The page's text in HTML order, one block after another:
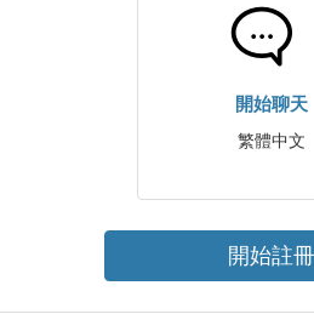
開始聊天
繁體中文
開始註冊